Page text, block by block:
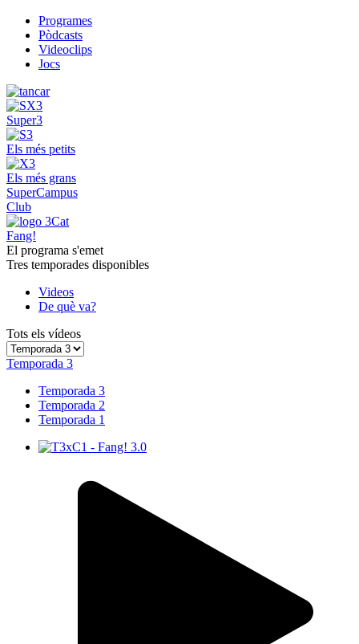
Programes
Pòdcasts
Videoclips
Jocs
Super3
Els més petits
Els més grans
SuperCampus
Club
Fang!
El programa s'emet
Tres temporades disponibles
Videos
De què va?
Tots els vídeos
Temporada 3
Temporada 3
Temporada 2
Temporada 1